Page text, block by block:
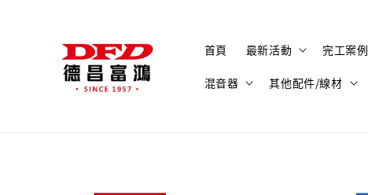
首頁 最新活動 完工案例
混音器 其他配件/線材